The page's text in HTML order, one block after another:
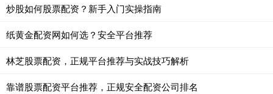
炒股如何股票配资？新手入门实操指南
纸黄金配资网如何选？安全平台推荐
林芝股票配资，正规平台推荐与实战技巧解析
靠谱股票配资平台推荐，正规安全配资公司排名